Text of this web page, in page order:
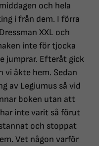
och hela
i från dem. I förra
XXL och
inte för tjocka
jumprar. Efteråt gick
vi åkte hem. Sedan
av Legiumus så vid
boken utan att
inte varit så förut
och stoppat
Vet någon varför